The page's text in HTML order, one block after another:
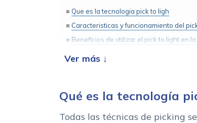
Que es la tecnologia pick to ligh
Caracteristicas y funcionamiento del
Beneficios de utilizar el pick to light en
Qué es la tecnología
Todas las técnicas de picking